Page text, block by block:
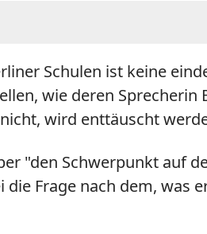
Schulen ist keine
wie deren Sprecherin
wird enttäuscht
"den Schwerpunkt auf
Frage nach dem, was